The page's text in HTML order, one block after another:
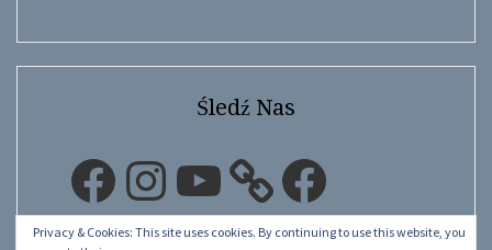
Śledź Nas
FacebookInstagramYouTube Facebook
Privacy & Cookies: This site uses cookies. By continuing to use this website, you